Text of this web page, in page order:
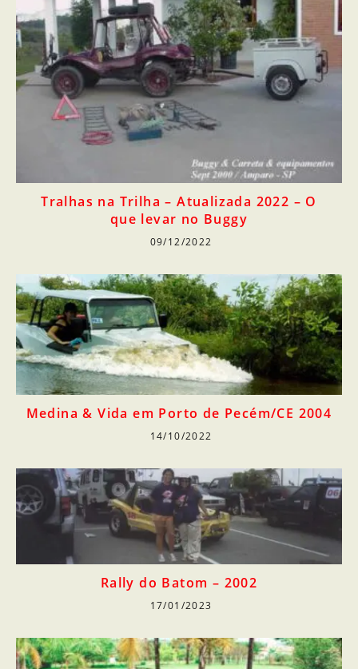
Tralhas na Trilha – Atualizada 2022 – O
que levar no Buggy
09/12/2022
Medina & Vida em Porto de Pecém/CE 2004
14/10/2022
Rally do Batom – 2002
17/01/2023